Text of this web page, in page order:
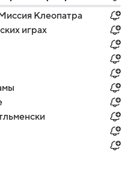
Клеопатра
играх